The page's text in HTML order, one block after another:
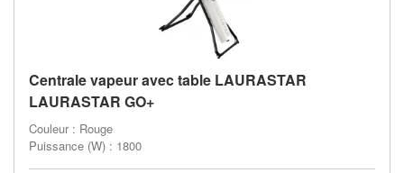
Centrale vapeur avec table LAURASTAR
LAURASTAR GO+
Couleur : Rouge
Puissance (W) : 1800